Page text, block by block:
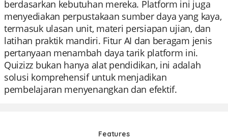
berdasarkan kebutuhan mereka. Platform ini juga
menyediakan perpustakaan sumber daya yang kaya,
termasuk ulasan unit, materi persiapan ujian, dan
latihan praktik mandiri. Fitur AI dan beragam jenis
pertanyaan menambah daya tarik platform ini.
Quizizz bukan hanya alat pendidikan, ini adalah
solusi komprehensif untuk menjadikan
pembelajaran menyenangkan dan efektif.
Features